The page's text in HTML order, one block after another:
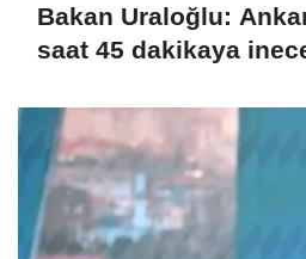
Bakan Uraloğlu:
saat 45 dakikaya